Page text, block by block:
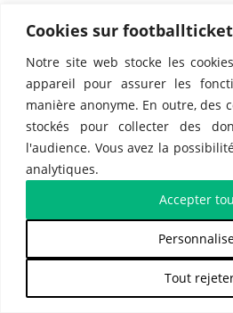
Cookies sur
Notre site web stocke les
appareil pour assurer les
manière anonyme. En outre, des
stockés pour collecter des
l'audience. Vous avez la
analytiques.
Tout
Accepter
Le 21 Février 2025
Ligue des Champions 2024-
finale, le spectacle monte en